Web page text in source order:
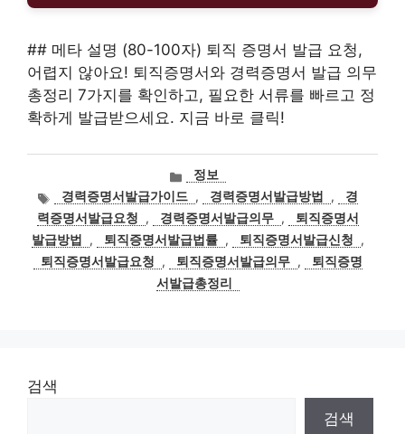
## 메타 설명 (80-100자) 퇴직 증명서 발급 요청,
어렵지 않아요! 퇴직증명서와 경력증명서 발급 의무
총정리 7가지를 확인하고, 필요한 서류를 빠르고 정
확하게 발급받으세요. 지금 바로 클릭!
카
테
고
리
정보
태
그
경력증명서발급가이드 , 경력증명서발급방법 ,
경
력증명서발급요청
, 경력증명서발급의무 ,
퇴직증명서
발급방법
, 퇴직증명서발급법률 , 퇴직증명서발급신청
,
퇴직증명서발급요청
, 퇴직증명서발급의무 ,
퇴직증명
서발급총정리
검색
검색